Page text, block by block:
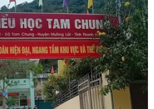
sắc về cơ sở hạt nhân